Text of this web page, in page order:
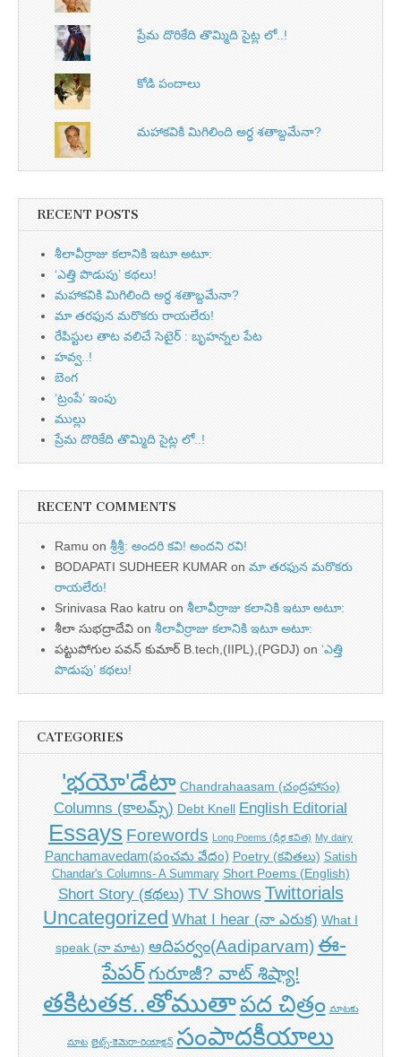
ప్రేమ దొరికేది తొమ్మిది సైట్ల లో..!
కోడి పందాలు
మహాకవికి మిగిలింది అర్ధ శతాబ్దమేనా?
RECENT POSTS
శీలావీర్రాజు కలానికి ఇటూ అటూ:
‘ఎత్తి పొడుపు’ కథలు!
మహాకవికి మిగిలింది అర్ధ శతాబ్దమేనా?
మా తరఫున మరొకరు రాయలేరు!
రేపిస్టుల తాట వలిచే సెటైర్ : బృహన్నల పేట
హవ్వ..!
బెంగ
‘ట్రంపే’ ఇంపు
ముల్లు
ప్రేమ దొరికేది తొమ్మిది సైట్ల లో..!
RECENT COMMENTS
Ramu on శ్రీశ్రీ: అందరి కవి! అందని రవి!
BODAPATI SUDHEER KUMAR on మా తరఫున మరొకరు
రాయలేరు!
Srinivasa Rao katru on శీలావీర్రాజు కలానికి ఇటూ అటూ:
శీలా సుభద్రాదేవి on శీలావీర్రాజు కలానికి ఇటూ అటూ:
పట్టుపోగుల పవన్ కుమార్ B.tech,(IIPL),(PGDJ) on ‘ఎత్తి
పొడుపు’ కథలు!
CATEGORIES
'భయో'డేటా Chandrahaasam (చంద్రహాసం)
Columns (కాలమ్స్) Debt Knell English Editorial
Essays Forewords Long Poems (ధీర్గ కవిత) My dairy
Panchamavedam(పంచమ వేదం) Poetry (కవితలు) Satish
Chandar's Columns- A Summary Short Poems (English)
Short Story (కథలు) TV Shows Twittorials
Uncategorized What I hear (నా ఎరుక) What I
speak (నా మాట) ఆదిపర్వం(Aadiparvam) ఈ-
పేపర్గురూజీ? వాట్ శిష్యా!
తకిటతక..తోముతాపద చిత్రం మాటకు
మాట లైట్స్-కెమెరా-రియాక్షన్ సంపాదకీయాలు